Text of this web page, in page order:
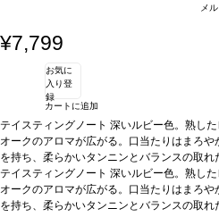
なリコリスも感じる。口に含むと、引き立
良い余韻が残る。魅惑的な一本。
メ
¥7,799
お気に
入り登
録
カートに追加
テイスティングノート 深いルビー色。熟し
オークのアロマが広がる。口当たりはまろ
を持ち、柔らかいタンニンとバランスの取
ニッシュは、チェリーとほのかな土の余韻が
煮込みなどと好相性葡萄品種メルロー*本ヴ
あり価格が同様の場合は自動的に次のヴィ
テイスティングノート 深いルビー色。熟し
オークのアロマが広がる。口当たりはまろ
を持ち、柔らかいタンニンとバランスの取